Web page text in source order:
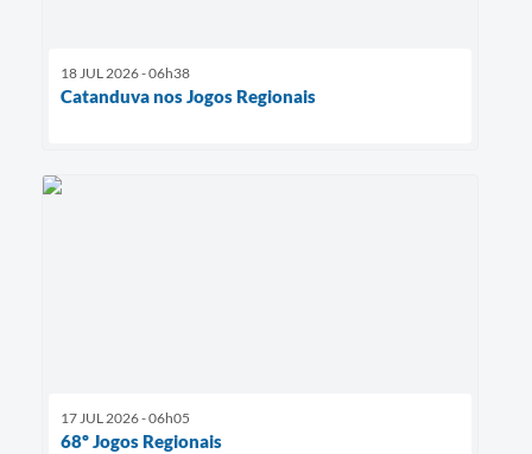
18 JUL 2026 - 06h38
Catanduva nos Jogos Regionais
17 JUL 2026 - 06h05
68º Jogos Regionais